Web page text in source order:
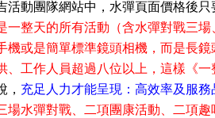
活動團隊網站中，水彈頁面價格後
一整天的所有活動（含水彈對戰三
機或是簡單標準鏡頭相機，而是長
、工作人員超過八位以上，這樣《
， 充足人力才能呈現：高效率及服務
場水彈對戰、二項團康活動、二項